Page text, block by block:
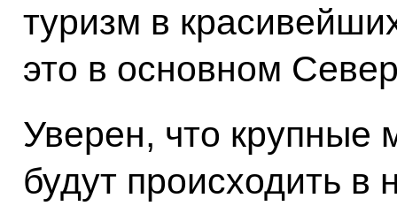
туризм в
это в основном
Уверен, что крупные
будут происходить